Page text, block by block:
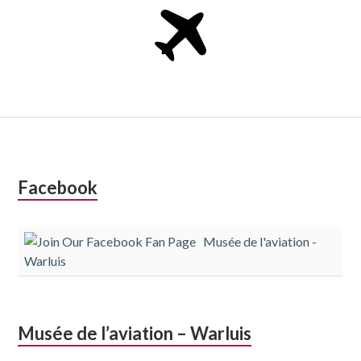
Colonne
subsidiaire
Facebook
Musée de l'aviation -
Warluis
Musée de l’aviation – Warluis